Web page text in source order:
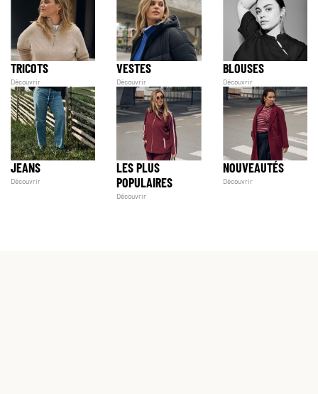
TRICOTS
Découvrir
VESTES
Découvrir
BLOUSES
Découvrir
JEANS
Découvrir
LES PLUS
POPULAIRES
Découvrir
NOUVEAUTÉS
Découvrir